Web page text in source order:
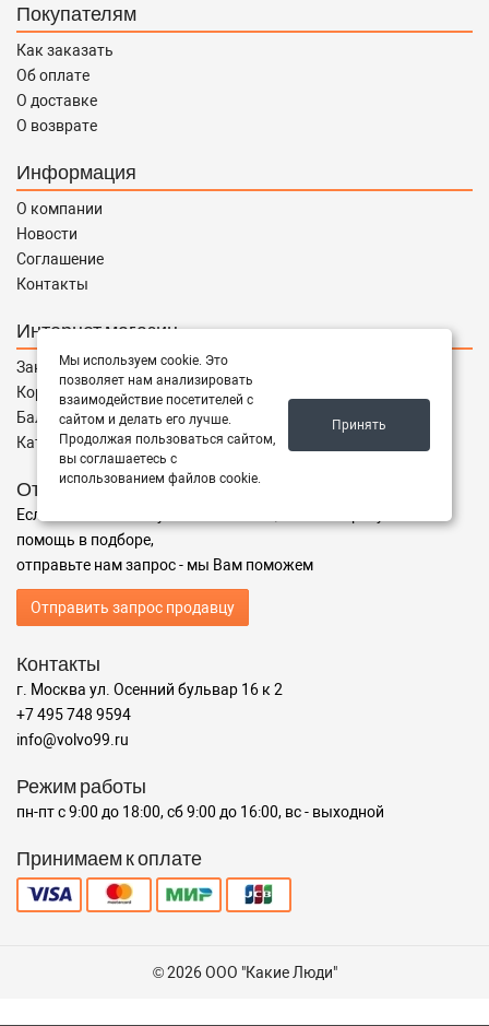
Покупателям
Как заказать
Об оплате
О доставке
О возврате
Информация
О компании
Новости
Соглашение
Контакты
Интернет магазин
Заказы
Корзина
Баланс
Каталог товаров
Отправить запрос
Если Вы не нашли нужные запчасти, или Вам требуется
помощь в подборе,
отправьте нам запрос - мы Вам поможем
Отправить запрос продавцу
Контакты
г. Москва ул. Осенний бульвар 16 к 2
+7 495 748 9594
info@volvo99.ru
Режим работы
пн-пт с 9:00 до 18:00, сб 9:00 до 16:00, вс - выходной
Принимаем к оплате
© 2026 ООО "Какие Люди"
Мы используем cookie. Это
позволяет нам анализировать
взаимодействие посетителей с
сайтом и делать его лучше.
Продолжая пользоваться сайтом,
вы соглашаетесь с
использованием файлов cookie.
Принять